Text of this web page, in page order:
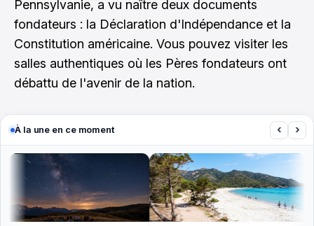
Pennsylvanie, a vu naître deux documents
fondateurs : la Déclaration d'Indépendance et la
Constitution américaine. Vous pouvez visiter les
salles authentiques où les Pères fondateurs ont
débattu de l'avenir de la nation.
À la une en ce moment ‹ ›